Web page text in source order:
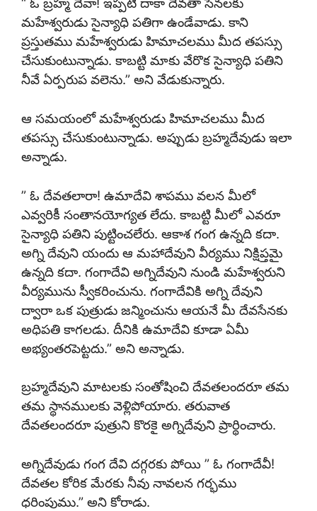
మహేశ్వరుడు సైన్యాధి పతిగా ఉండేవాడు. కాని
ప్రస్తుతము మహేశ్వరుడు హిమాచలము మీద తపస్సు
చేసుకుంటున్నాడు. కాబట్టి మాకు వేరొక సైన్యాధి పతిని
నీవే ఏర్పరుప వలెను.” అని వేడుకున్నారు.
ఆ సమయంలో మహేశ్వరుడు హిమాచలము మీద
తపస్సు చేసుకుంటున్నాడు. అప్పుడు బ్రహ్మదేవుడు ఇలా
అన్నాడు.
” ఓ దేవతలారా! ఉమాదేవి శాపము వలన మీలో
ఎవ్వరికీ సంతానయోగ్యత లేదు. కాబట్టి మీలో ఎవరూ
సైన్యాధి పతిని పుట్టించలేరు. ఆకాశ గంగ ఉన్నది కదా.
అగ్ని దేవుని యందు ఆ మహాదేవుని వీర్యము నిక్షిప్తమై
ఉన్నది కదా. గంగాదేవి అగ్నిదేవుని నుండి మహేశ్వరుని
వీర్యమును స్వీకరించును. గంగాదేవికి అగ్ని దేవుని
ద్వారా ఒక పుత్రుడు జన్మించును ఆయనే మీ దేవసేనకు
అధిపతి కాగలడు. దీనికి ఉమాదేవి కూడా ఏమీ
అభ్యంతరపెట్టదు.” అని అన్నాడు.
బ్రహ్మదేవుని మాటలకు సంతోషించి దేవతలందరూ తమ
తమ స్థానములకు వెళ్లిపోయారు. తరువాత
దేవతలందరూ పుత్రుని కొరకై అగ్నిదేవుని ప్రార్థించారు.
అగ్నిదేవుడు గంగ దేవి దగ్గరకు పోయి ” ఓ గంగాదేవీ!
దేవతల కోరిక మేరకు నీవు నావలన గర్భము
ధరింపుము.” అని కోరాడు.